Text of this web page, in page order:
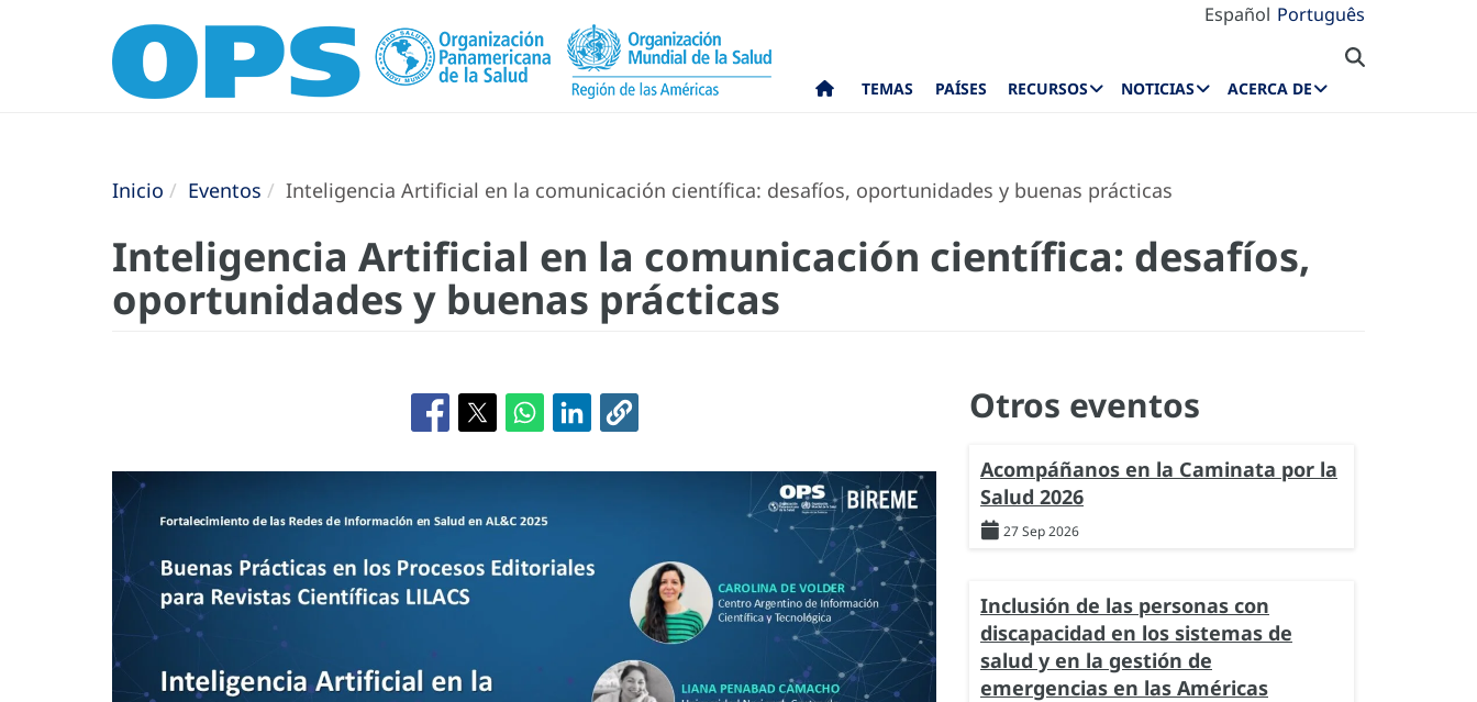
Español Português
TEMAS PAÍSES RECURSOS NOTICIAS ACERCA DE
Inicio Eventos Inteligencia Artificial en la comunicación científica: desafíos, oportunidades y buenas prácticas
Inteligencia Artificial en la comunicación científica: desafíos,
oportunidades y buenas prácticas
Otros eventos
Acompáñanos en la Caminata por la
Salud 2026
27 Sep 2026
Inclusión de las personas con
discapacidad en los sistemas de
salud y en la gestión de
emergencias en las Américas